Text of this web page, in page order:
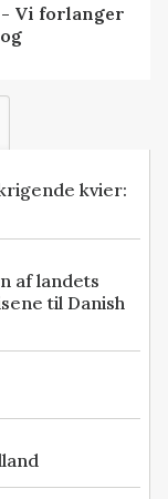
Vi forlanger
kvier:
af landets
til Danish